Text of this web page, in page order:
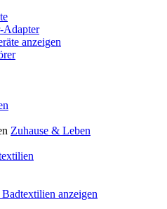
Adapter
anzeigen
Zuhause & Leben
anzeigen